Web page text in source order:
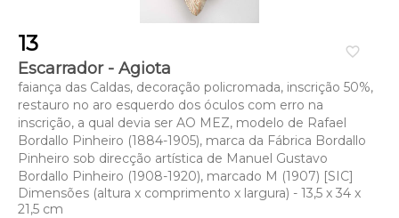
favorite_border
13
Escarrador - Agiota
faiança das Caldas, decoração policromada, inscrição 50%,
restauro no aro esquerdo dos óculos com erro na
inscrição, a qual devia ser AO MEZ, modelo de Rafael
Bordallo Pinheiro (1884-1905), marca da Fábrica Bordallo
Pinheiro sob direcção artística de Manuel Gustavo
Bordallo Pinheiro (1908-1920), marcado M (1907) [SIC]
Dimensões (altura x comprimento x largura) - 13,5 x 34 x
21,5 cm